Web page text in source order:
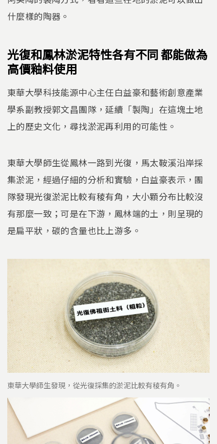
什麼樣的陶器。
光復和鳳林淤泥特性各有不同 都能做為
高價釉料使用
東華大學科技能源中心主任白益豪和藝術創意產業
學系副教授郭文昌團隊，延續「製陶」在這塊土地
上的歷史文化，尋找淤泥再利用的可能性。
東華大學師生從鳳林一路到光復，馬太鞍溪沿岸採
集淤泥，經過仔細的分析和實驗，白益豪表示，團
隊發現光復淤泥比較有稜有角，大小顆分布比較沒
有那麼一致；可是在下游，鳳林端的土，則呈現的
是扁平狀，碳的含量也比上游多。
東華大學師生發現，從光復採集的淤泥比較有稜有角。